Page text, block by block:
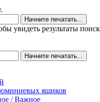
Начните печатать...
увидеть результаты
Начните печатать...
ящиков
/ Важное